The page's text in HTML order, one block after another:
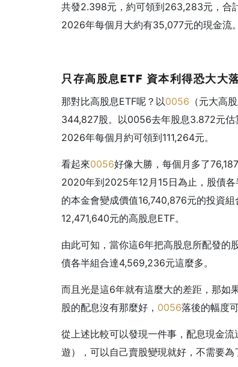
共發2.398元，約可領到263,283元，合
2026年每個月大約有35,077元的現金流
只存高股息ETF 資本利得恐大大
那對比高股息ETF呢？以0056 （元大高
344,827股。以0056去年股息3.872元估
2026年每個月約可領到111,264元。
看起來0056好像大勝，每個月多了
2020年到2025年12月15日為止，股債
的本金會變成價值16,740,876元的投資組
12,471,640元的高股息ETF。
由此可知，當你這6年把高股息所配發的
債各半組合達4,569,236元這麼多。
而且光是這6年就有這麼大的差距，那如
股的配息沒有那麼好， 0056落後的幅度
從上述比較可以發現一件事，配息現金
遊），可以自己賣股變現就好，不需要